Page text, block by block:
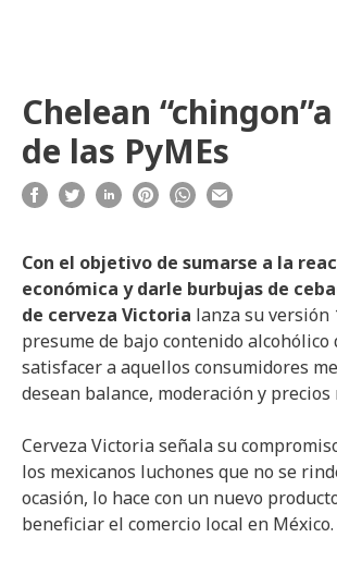
Chelean
de las PyMEs
Con el objetivo de sumarse a la
económica y darle burbujas de
de cerveza Victoria lanza su versión
presume de bajo contenido alcohólico
satisfacer a aquellos consumidores
desean balance, moderación y precios
Cerveza Victoria señala su
los mexicanos luchones que no se
ocasión, lo hace con un nuevo
beneficiar el comercio local en México.